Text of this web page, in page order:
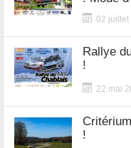
02 juillet
Rallye
!
22 mai
!